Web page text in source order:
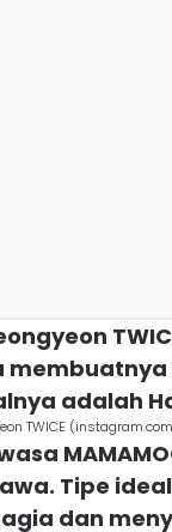
membuatnya
adalah
TWICE
Tipe
dan